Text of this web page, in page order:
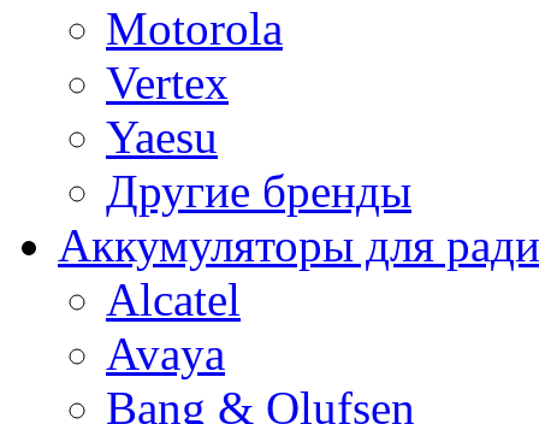
Motorola
Vertex
Yaesu
Другие бренды
Аккумуляторы для
Alcatel
Avaya
Bang & Olufsen